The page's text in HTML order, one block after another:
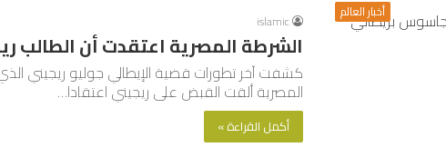
أخبار العالم islamic
الشرطة المصرية اعتقدت أن الطالب
المصرية ألقت القبض على ريجيني اعتقادا…
أكمل القراءة »